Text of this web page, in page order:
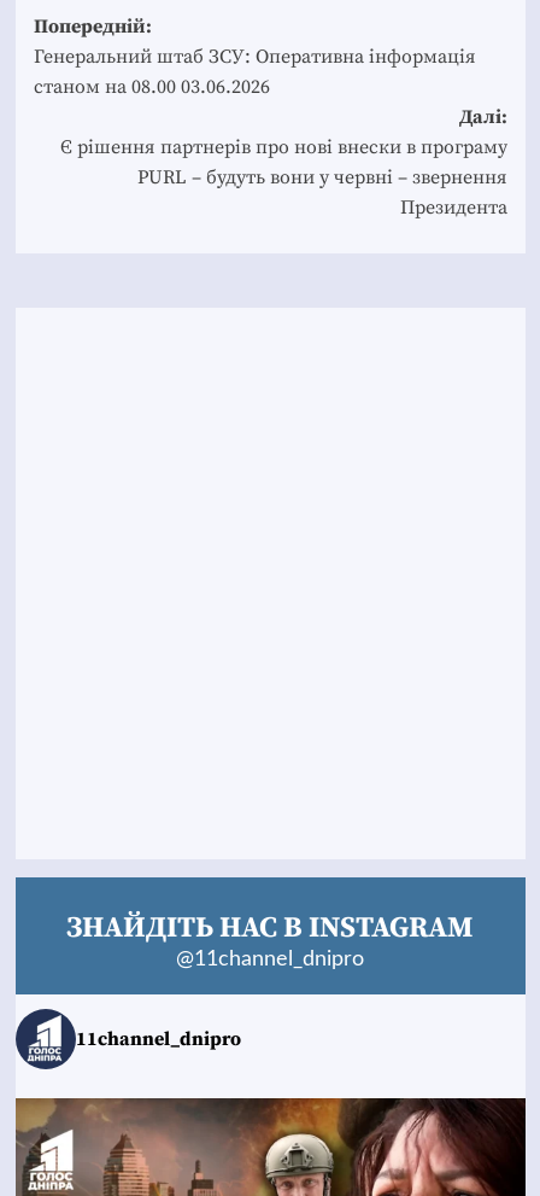
Post
navigation
Попередній:
Генеральний штаб ЗСУ: Оперативна інформація
станом на 08.00 03.06.2026
Далі:
Є рішення партнерів про нові внески в програму
PURL – будуть вони у червні – звернення
Президента
ЗНАЙДІТЬ НАС В INSTAGRAM
@11channel_dnipro
11channel_dnipro